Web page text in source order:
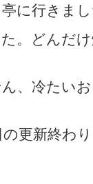
に行きま
。どんだ
、冷たい
更新終わ